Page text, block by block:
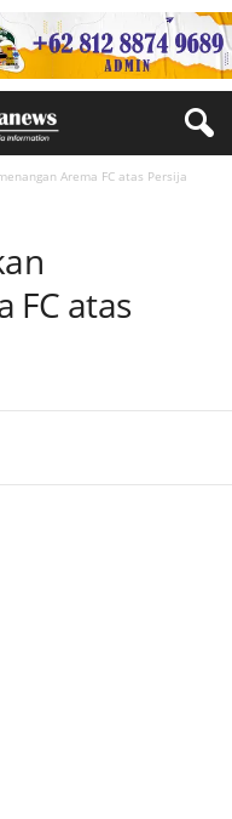
Arema FC atas Persija
FC atas